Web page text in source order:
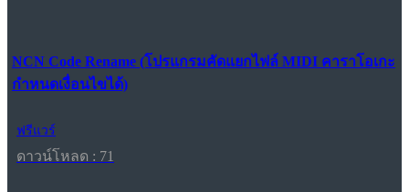
NCN Code Rename (โปรแกรมคัดแยกไฟล์ MIDI คาราโอเกะ
กำหนดเงื่อนไขได้)
ฟรีแวร์
ดาวน์โหลด : 71